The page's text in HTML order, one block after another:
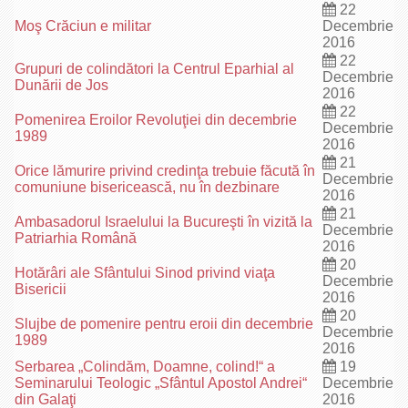
Moş Crăciun e militar
22
Decembrie
2016
Grupuri de colindători la Centrul Eparhial al
Dunării de Jos
22
Decembrie
2016
Pomenirea Eroilor Revoluţiei din decembrie
1989
22
Decembrie
2016
Orice lămurire privind credinţa trebuie făcută în
comuniune bisericească, nu în dezbinare
21
Decembrie
2016
Ambasadorul Israelului la Bucureşti în vizită la
Patriarhia Română
21
Decembrie
2016
Hotărâri ale Sfântului Sinod privind viaţa
Bisericii
20
Decembrie
2016
Slujbe de pomenire pentru eroii din decembrie
1989
20
Decembrie
2016
Serbarea „Colindăm, Doamne, colind!“ a
Seminarului Teologic „Sfântul Apostol Andrei“
din Galaţi
19
Decembrie
2016